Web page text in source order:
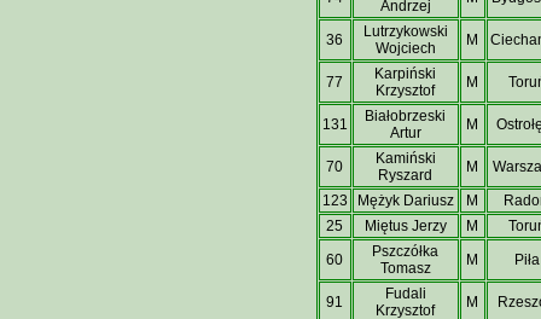
Andrzej
36
Lutrzykowski
Wojciech
M
77
Karpiński
Krzysztof
M
131
Białobrzeski
Artur
M
70
Kamiński
Ryszard
M
123
Mężyk Dariusz M
25
Miętus Jerzy M
60
Pszczółka
Tomasz
M Piła
91
Fudali
Krzysztof
M